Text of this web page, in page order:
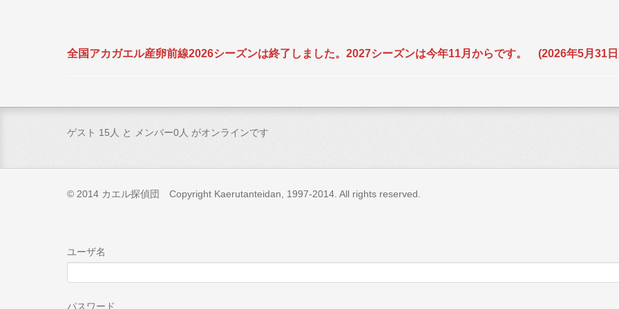
全国アカガエル産卵前線2026シーズンは終了しました。2027シーズンは今年11月からです。 (2026年5月31
ゲスト 15人 と メンバー0人 がオンラインです
© 2014 カエル探偵団 Copyright Kaerutanteidan, 1997-2014. All rights reserved.
ユーザ名
パスワード